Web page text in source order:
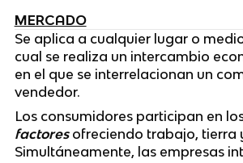
MERCADO
Se aplica a cualquier lugar o
cual se realiza un intercambio
en el que se interrelacionan un
vendedor.
Los consumidores participan en
factoresofreciendo trabajo, tierra
Simultáneamente, las empresas